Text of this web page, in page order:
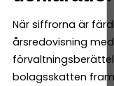
När siffrorna är
årsredovisning
bolagsskatten